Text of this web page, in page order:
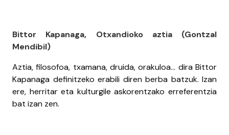
Bittor Kapanaga, Otxandioko aztia (Gontzal
Mendibil)
Aztia, filosofoa, txamana, druida, orakuloa… dira Bittor
Kapanaga definitzeko erabili diren berba batzuk. Izan
ere, herritar eta kulturgile askorentzako erreferentzia
bat izan zen.